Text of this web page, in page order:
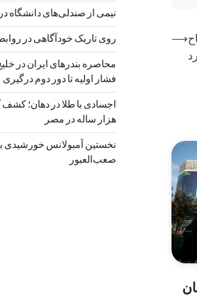
⟶
نیمی از صندلی‌های دانشگاه
روی تاریک خودآگاهی در
محاصره بندرهای ایران در
فشار اولیه تا دور دوم درگیری
اجسادی با طلا در دهان؛ کشف
هزار ساله در مصر
نخستین آمبولانس خورشیدی
صعب‌العبور